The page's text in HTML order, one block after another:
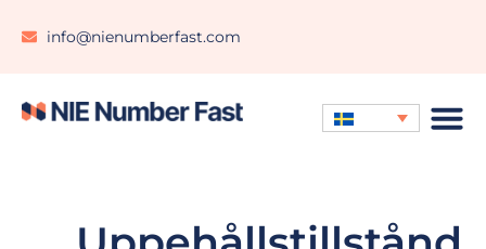
info@nienumberfast.com